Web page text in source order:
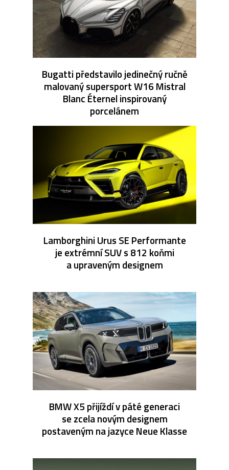
Bugatti představilo jedinečný ručně
malovaný supersport W16 Mistral
Blanc Éternel inspirovaný
porcelánem
Lamborghini Urus SE Performante
je extrémní SUV s 812 koňmi
a upraveným designem
BMW X5 přijíždí v páté generaci
se zcela novým designem
postaveným na jazyce Neue Klasse